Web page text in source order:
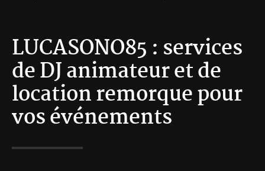
LUCASONO85 : services
de DJ animateur et de
location remorque pour
vos événements